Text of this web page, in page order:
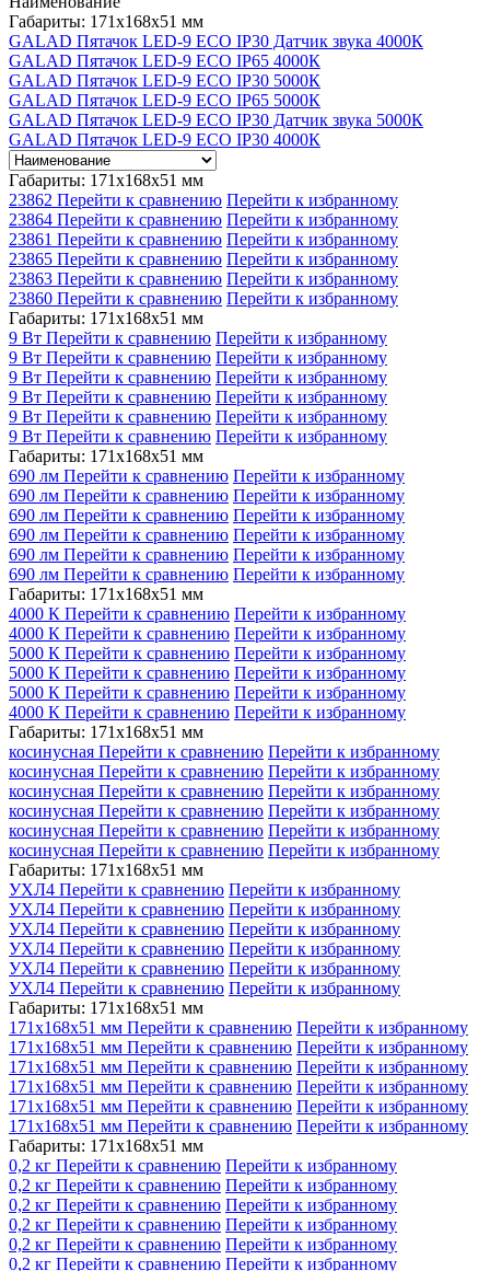
Габариты: 171x168x51 мм
GALAD Пятачок LED-9 ECO IP30 Датчик звука 4000К
GALAD Пятачок LED-9 ECO IP65 4000К
GALAD Пятачок LED-9 ECO IP30 5000К
GALAD Пятачок LED-9 ECO IP65 5000К
GALAD Пятачок LED-9 ECO IP30 Датчик звука 5000К
GALAD Пятачок LED-9 ECO IP30 4000К
Габариты: 171x168x51 мм
23862 Перейти к сравнению Перейти к избранному
23864 Перейти к сравнению Перейти к избранному
23861 Перейти к сравнению Перейти к избранному
23865 Перейти к сравнению Перейти к избранному
23863 Перейти к сравнению Перейти к избранному
23860 Перейти к сравнению Перейти к избранному
Габариты: 171x168x51 мм
9 Вт Перейти к сравнению Перейти к избранному
9 Вт Перейти к сравнению Перейти к избранному
9 Вт Перейти к сравнению Перейти к избранному
9 Вт Перейти к сравнению Перейти к избранному
9 Вт Перейти к сравнению Перейти к избранному
9 Вт Перейти к сравнению Перейти к избранному
Габариты: 171x168x51 мм
690 лм Перейти к сравнению Перейти к избранному
690 лм Перейти к сравнению Перейти к избранному
690 лм Перейти к сравнению Перейти к избранному
690 лм Перейти к сравнению Перейти к избранному
690 лм Перейти к сравнению Перейти к избранному
690 лм Перейти к сравнению Перейти к избранному
Габариты: 171x168x51 мм
4000 К Перейти к сравнению Перейти к избранному
4000 К Перейти к сравнению Перейти к избранному
5000 К Перейти к сравнению Перейти к избранному
5000 К Перейти к сравнению Перейти к избранному
5000 К Перейти к сравнению Перейти к избранному
4000 К Перейти к сравнению Перейти к избранному
Габариты: 171x168x51 мм
косинусная Перейти к сравнению Перейти к избранному
косинусная Перейти к сравнению Перейти к избранному
косинусная Перейти к сравнению Перейти к избранному
косинусная Перейти к сравнению Перейти к избранному
косинусная Перейти к сравнению Перейти к избранному
косинусная Перейти к сравнению Перейти к избранному
Габариты: 171x168x51 мм
УХЛ4 Перейти к сравнению Перейти к избранному
УХЛ4 Перейти к сравнению Перейти к избранному
УХЛ4 Перейти к сравнению Перейти к избранному
УХЛ4 Перейти к сравнению Перейти к избранному
УХЛ4 Перейти к сравнению Перейти к избранному
УХЛ4 Перейти к сравнению Перейти к избранному
Габариты: 171x168x51 мм
171x168x51 мм Перейти к сравнению Перейти к избранному
171x168x51 мм Перейти к сравнению Перейти к избранному
171x168x51 мм Перейти к сравнению Перейти к избранному
171x168x51 мм Перейти к сравнению Перейти к избранному
171x168x51 мм Перейти к сравнению Перейти к избранному
171x168x51 мм Перейти к сравнению Перейти к избранному
Габариты: 171x168x51 мм
0,2 кг Перейти к сравнению Перейти к избранному
0,2 кг Перейти к сравнению Перейти к избранному
0,2 кг Перейти к сравнению Перейти к избранному
0,2 кг Перейти к сравнению Перейти к избранному
0,2 кг Перейти к сравнению Перейти к избранному
0,2 кг Перейти к сравнению Перейти к избранному